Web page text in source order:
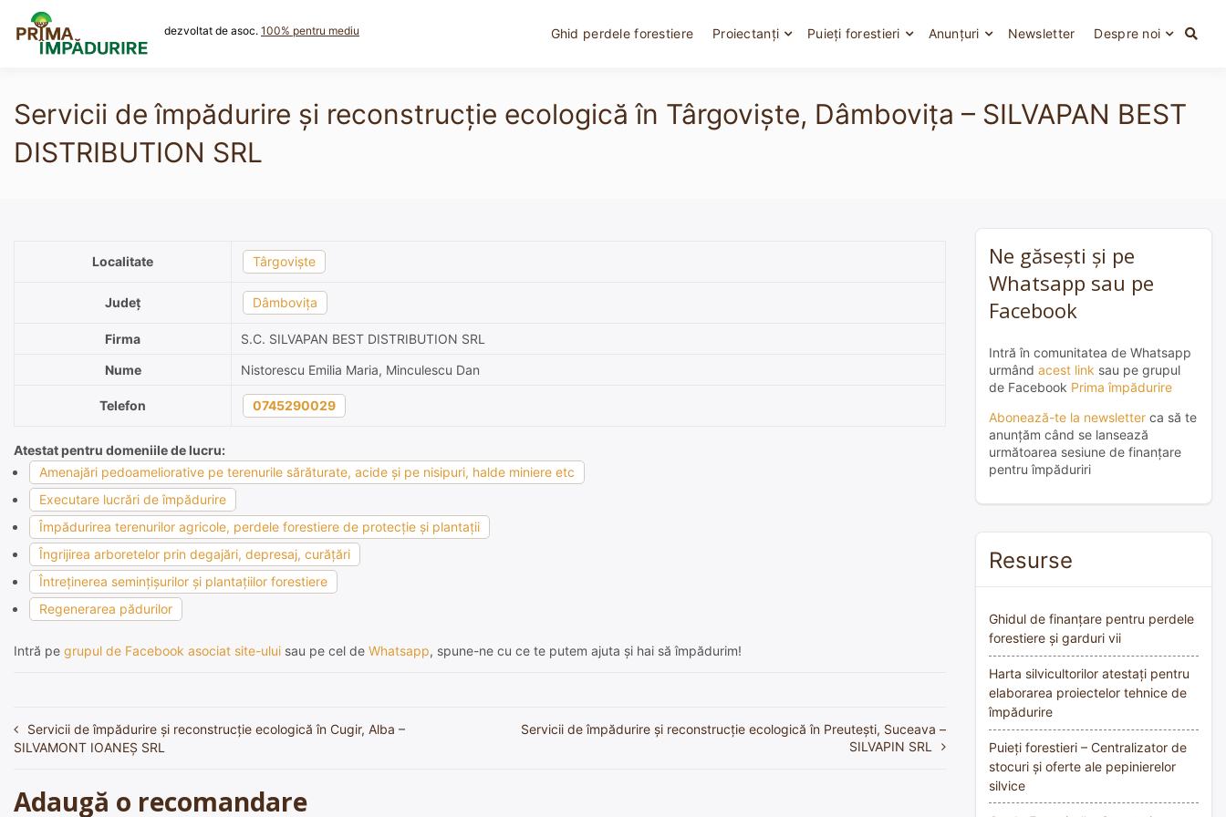
content
dezvoltat de asoc. 100% pentru mediu Ghid perdele forestiere Proiectanți Puieți forestieri Anunțuri Newsletter Despre noi
Servicii de împădurire și reconstrucție ecologică în Târgoviște, Dâmbovița – SILVAPAN BEST
DISTRIBUTION SRL
Localitate Târgoviște
Județ Dâmbovița
Firma
S.C. SILVAPAN BEST DISTRIBUTION SRL
Nume
Nistorescu Emilia Maria, Minculescu Dan
Telefon 0745290029
Atestat pentru domeniile de lucru:
Amenajări pedoameliorative pe terenurile sărăturate, acide şi pe nisipuri, halde miniere etc
Executare lucrări de împădurire
Împădurirea terenurilor agricole, perdele forestiere de protecţie şi plantaţii
Îngrijirea arboretelor prin degajări, depresaj, curăţări
Întreţinerea seminţişurilor şi plantaţiilor forestiere
Regenerarea pădurilor
Intră pe grupul de Facebook asociat site-ului sau pe cel de Whatsapp, spune-ne cu ce te putem ajuta și hai să împădurim!
Navigare
articole
Servicii de împădurire și reconstrucție ecologică în Cugir, Alba –
SILVAMONT IOANEȘ SRL
Servicii de împădurire și reconstrucție ecologică în Preutești, Suceava –
SILVAPIN SRL
Adaugă o recomandare
Ne găsești și pe
Whatsapp sau pe
Facebook
Intră în comunitatea de Whatsapp
urmând acest link sau pe grupul
de Facebook Prima împădurire
Abonează-te la newsletter ca să te
anunțăm când se lansează
următoarea sesiune de finanțare
pentru împăduriri
Resurse
Ghidul de finanțare pentru perdele
forestiere și garduri vii
Harta silvicultorilor atestați pentru
elaborarea proiectelor tehnice de
împădurire
Puieți forestieri – Centralizator de
stocuri și oferte ale pepinierelor
silvice